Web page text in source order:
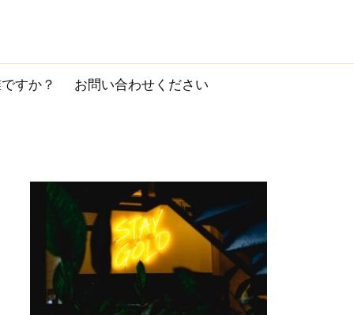
すか？ お問い合わせください